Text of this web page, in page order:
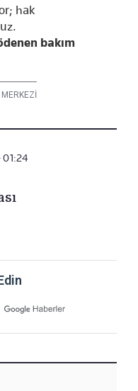
hak
bakım
01:24